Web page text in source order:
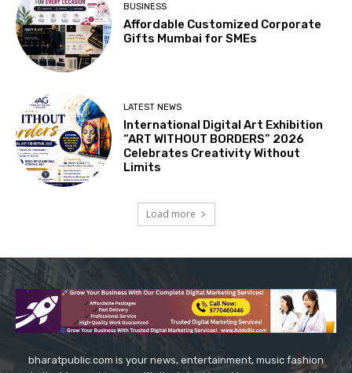
BUSINESS
Affordable Customized Corporate
Gifts Mumbai for SMEs
LATEST NEWS
International Digital Art Exhibition
“ART WITHOUT BORDERS” 2026
Celebrates Creativity Without
Limits
Load more
bharatpublic.com is your news, entertainment, music fashion